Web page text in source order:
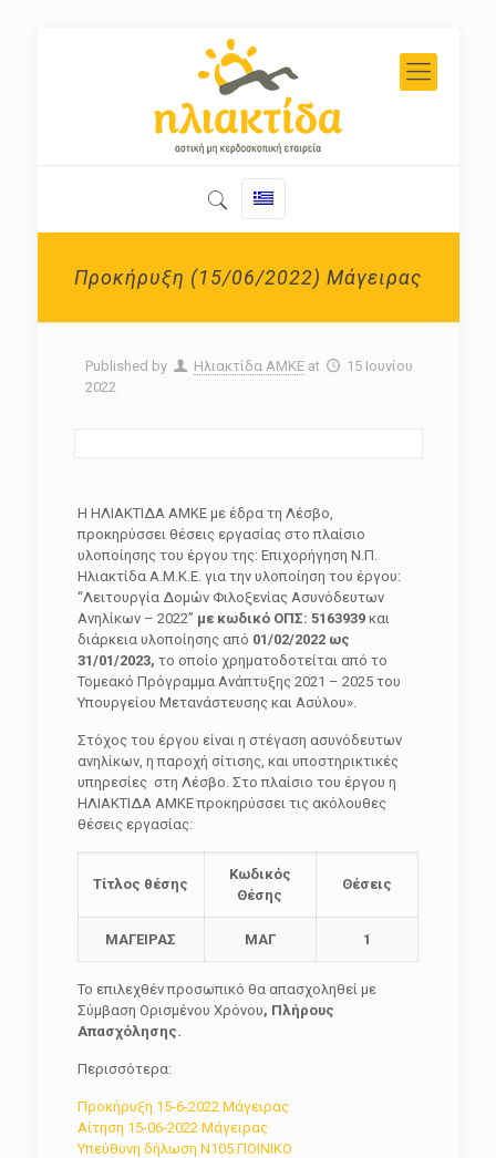
Προκήρυξη (15/06/2022) Μάγειρας
Published by Ηλιακτίδα ΑΜΚΕ at
15 Ιουνίου
2022
Η ΗΛΙΑΚΤΙΔΑ ΑΜΚΕ με έδρα τη Λέσβο,
προκηρύσσει θέσεις εργασίας στο πλαίσιο
υλοποίησης του έργου της: Επιχορήγηση Ν.Π.
Ηλιακτίδα Α.Μ.Κ.Ε. για την υλοποίηση του έργου:
“Λειτουργία Δομών Φιλοξενίας Ασυνόδευτων
Ανηλίκων – 2022” με κωδικό ΟΠΣ: 5163939και
διάρκεια υλοποίησης από 01/02/2022 ως
31/01/2023, το οποίο χρηματοδοτείται από το
Τομεακό Πρόγραμμα Ανάπτυξης 2021 – 2025 του
Υπουργείου Μετανάστευσης και Ασύλου».
Στόχος του έργου είναι η στέγαση ασυνόδευτων
ανηλίκων, η παροχή σίτισης, και υποστηρικτικές
υπηρεσίες στη Λέσβο. Στο πλαίσιο του έργου η
ΗΛΙΑΚΤΙΔΑ ΑΜΚΕ προκηρύσσει τις ακόλουθες
θέσεις εργασίας:
Τίτλος θέσης
Κωδικός
Θέσης
Θέσεις
ΜΑΓΕΙΡΑΣ ΜΑΓ 1
Το επιλεχθέν προσωπικό θα απασχοληθεί με
Σύμβαση Ορισμένου Χρόνου, Πλήρους
Απασχόλησης.
Περισσότερα:
Προκήρυξη 15-6-2022 Μάγειρας
Αίτηση 15-06-2022 Μάγειρας
Υπεύθυνη δήλωση Ν105.ΠΟΙΝΙΚΟ